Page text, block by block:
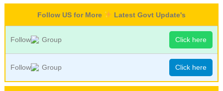
Follow US for More Latest Govt Update's
Follow Group Click here
Follow Group Click here